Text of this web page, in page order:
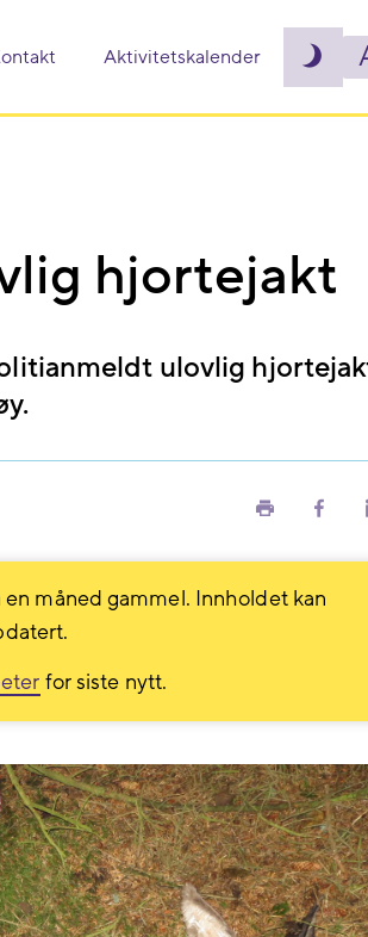
Aktivitetskalender
hjortejakt
ulovlig
Skriv Del
måned gammel. Innholdet kan
for siste nytt.